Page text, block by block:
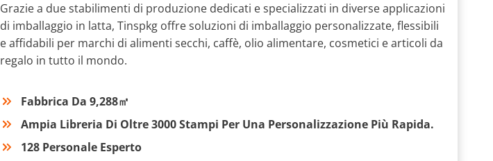
Grazie a due stabilimenti di produzione dedicati e specializzati in diverse applicazioni
di imballaggio in latta, Tinspkg offre soluzioni di imballaggio personalizzate, flessibili
e affidabili per marchi di alimenti secchi, caffè, olio alimentare, cosmetici e articoli da
regalo in tutto il mondo.
Fabbrica Da 9,288㎡
Ampia Libreria Di Oltre 3000 Stampi Per Una Personalizzazione Più Rapida.
128 Personale Esperto